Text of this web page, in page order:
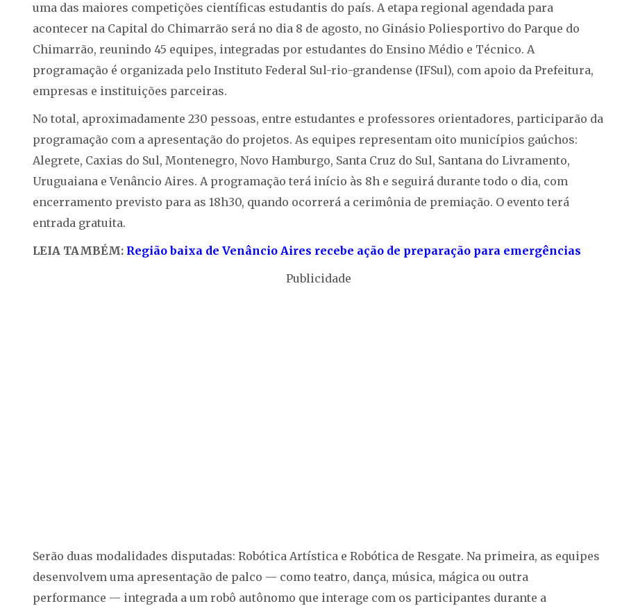
uma das maiores competições científicas estudantis do país. A etapa regional agendada para
acontecer na Capital do Chimarrão será no dia 8 de agosto, no Ginásio Poliesportivo do Parque do
Chimarrão, reunindo 45 equipes, integradas por estudantes do Ensino Médio e Técnico. A
programação é organizada pelo Instituto Federal Sul-rio-grandense (IFSul), com apoio da Prefeitura,
empresas e instituições parceiras.
No total, aproximadamente 230 pessoas, entre estudantes e professores orientadores, participarão da
programação com a apresentação do projetos. As equipes representam oito municípios gaúchos:
Alegrete, Caxias do Sul, Montenegro, Novo Hamburgo, Santa Cruz do Sul, Santana do Livramento,
Uruguaiana e Venâncio Aires. A programação terá início às 8h e seguirá durante todo o dia, com
encerramento previsto para as 18h30, quando ocorrerá a cerimônia de premiação. O evento terá
entrada gratuita.
LEIA TAMBÉM: Região baixa de Venâncio Aires recebe ação de preparação para emergências
Publicidade
Serão duas modalidades disputadas: Robótica Artística e Robótica de Resgate. Na primeira, as equipes
desenvolvem uma apresentação de palco — como teatro, dança, música, mágica ou outra
performance — integrada a um robô autônomo que interage com os participantes durante a